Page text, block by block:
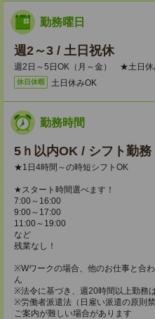
勤務曜日
週2～3 / 土日祝休
週2日～5日OK（月～金） ★土日休
休日休暇 土日休みOK
勤務時間
5ｈ以内OK / シフト勤務
★1日4時間～の時短シフトOK
★スタート時間選べます！
7:00～16:00
9:00～17:00
11:00～19:00
など
残業なし！
※Wワークの場合、他のお仕事と合
ん
※法令に基づき、週20時間以上勤務
※労働者派遣法（日雇い派遣の原則
ご案内が難しい場合があります